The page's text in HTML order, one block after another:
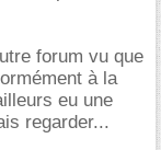
forum vu que
à la
eu une
regarder...